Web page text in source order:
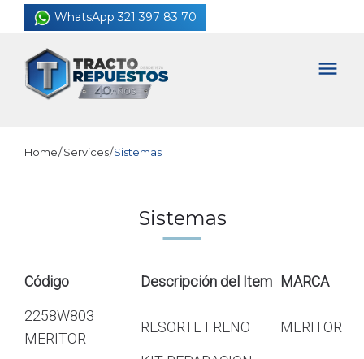
content
WhatsApp 321 397 83 70
menu
Home/Services/Sistemas
Sistemas
Código Descripción del Item MARCA
2258W803
MERITOR
RESORTE FRENO MERITOR